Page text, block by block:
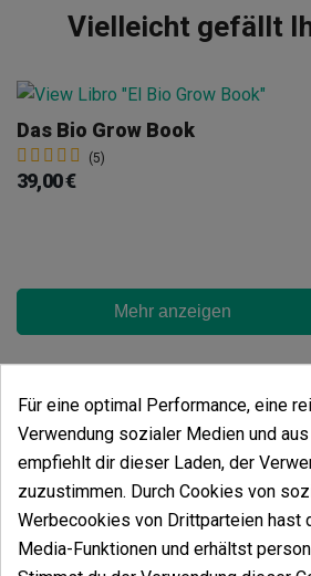
Vielleicht gefällt
Das Bio Grow Book
(5)
39,00 €
Mehr anzeigen
Für eine optimal Performance, eine
Verwendung sozialer Medien und
empfiehlt dir dieser Laden, der
zuzustimmen. Durch Cookies von
Werbecookies von Drittparteien hast
Media-Funktionen und erhältst